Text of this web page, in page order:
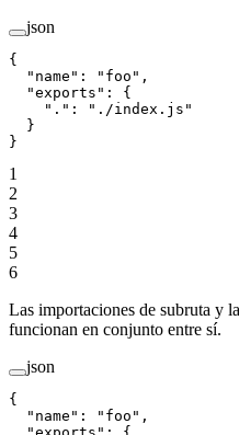
json
{
  "name"
: "foo" ,
  "exports"
: {
    "."
:
"./index.js"
  }
}
1
2
3
4
5
6
Las importaciones de subruta y
funcionan en conjunto entre sí.
json
{
  "name"
: "foo" ,